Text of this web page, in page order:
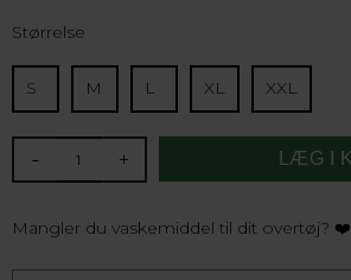
Størrelse
S M L XL XXL
- +
Mangler du vaskemiddel til dit overtøj? ❤️